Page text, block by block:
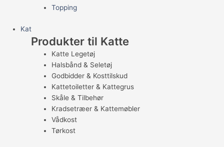
Topping
Kat
Produkter til Katte
Katte Legetøj
Halsbånd & Seletøj
Godbidder & Kosttilskud
Kattetoiletter & Kattegrus
Skåle & Tilbehør
Kradsetræer & Kattemøbler
Vådkost
Tørkost